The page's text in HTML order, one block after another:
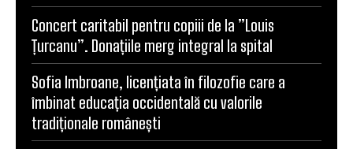
Concert caritabil pentru copiii de la ”Louis
Țurcanu”. Donațiile merg integral la spital
Sofia Imbroane, licențiata în filozofie care a
îmbinat educația occidentală cu valorile
tradiționale românești